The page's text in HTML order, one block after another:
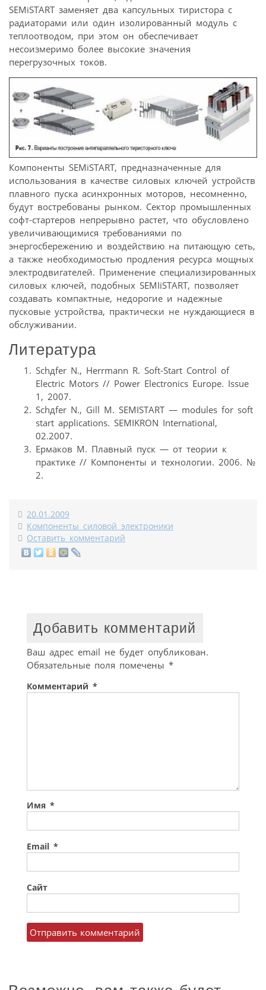
SEMiSTART заменяет два капсульных тиристора с
радиаторами или один изолированный модуль с
теплоотводом, при этом он обеспечивает
несоизмеримо более высокие значения
перегрузочных токов.
Компоненты SEMiSTART, предназначенные для
использования в качестве силовых ключей устройств
плавного пуска асинхронных моторов, несомненно,
будут востребованы рынком. Сектор промышленных
софт-стартеров непрерывно растет, что обусловлено
увеличивающимися требованиями по
энергосбережению и воздействию на питающую сеть,
а также необходимостью продления ресурса мощных
электродвигателей. Применение специализированных
силовых ключей, подобных SEMIiSTART, позволяет
создавать компактные, недорогие и надежные
пусковые устройства, практически не нуждающиеся в
обслуживании.
Литература
Schдfer N., Herrmann R. Soft-Start Control of
Electric Motors // Power Electronics Europe. Issue
1, 2007.
Schдfer N., Gill M. SEMISTART — modules for soft
start applications. SEMIKRON International,
02.2007.
Ермаков М. Плавный пуск — от теории к
практике // Компоненты и технологии. 2006. №
2.
20.01.2009
Компоненты силовой электроники
Оставить комментарий
Добавить комментарий
Ваш адрес email не будет опубликован.
Обязательные поля помечены *
Комментарий *
Имя *
Email *
Сайт